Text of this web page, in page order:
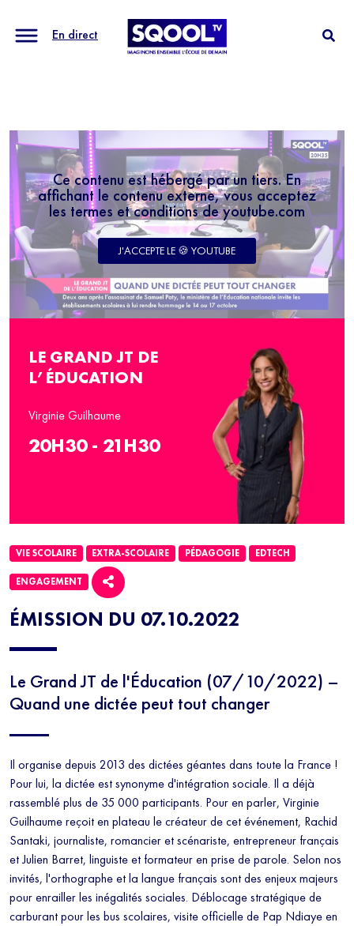
En direct
Ce contenu est hébergé par un tiers. En
affichant le contenu externe, vous acceptez
les termes et conditions de youtube.com
J'ACCEPTE LE 🍪 YOUTUBE
ÉMISSION DU 07.10.2022
Le Grand JT de l'Éducation (07/10/2022) –
Quand une dictée peut tout changer
Il organise depuis 2013 des dictées géantes dans toute la France !
Pour lui, la dictée est synonyme d'intégration sociale. Il a déjà
rassemblé plus de 35 000 participants. Pour en parler, Virginie
Guilhaume reçoit en plateau le créateur de cet événement, Rachid
Santaki, journaliste, romancier et scénariste, entrepreneur français
et Julien Barret, linguiste et formateur en prise de parole. Selon nos
invités, l'orthographe et la langue français sont des enjeux majeurs
pour enrailler les inégalités sociales. Déblocage stratégique de
carburant pour les bus scolaires, visite officielle de Pap Ndiaye en
VIE SCOLAIRE EXTRA-SCOLAIRE PÉDAGOGIE EDTECH
ENGAGEMENT
LE GRAND JT DE
L’ÉDUCATION
Virginie Guilhaume
20H30 - 21H30